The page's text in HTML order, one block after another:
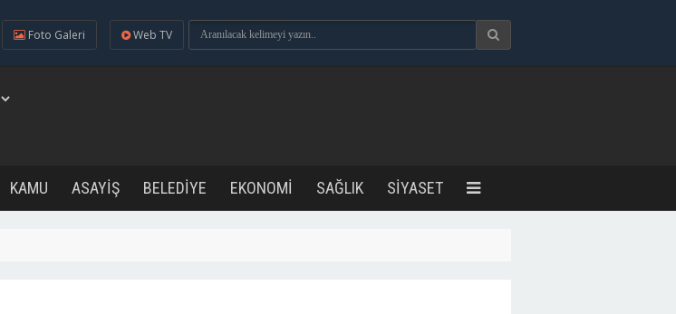
Foto Galeri Web TV
KAMU ASAYİŞ BELEDİYE EKONOMİ SAĞLIK SİYASET